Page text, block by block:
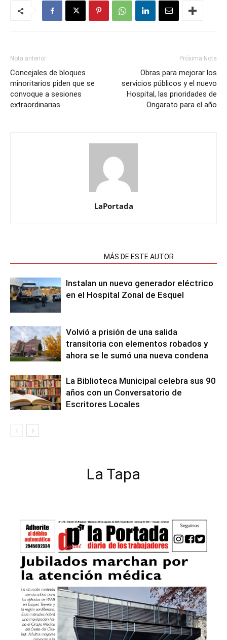
Nota anterior
Concejales de bloques
minoritarios piden que se
convoque a sesiones
extraordinarias
Próxima Nota
Obras para mejorar los
servicios públicos y el nuevo
Hospital, las prioridades de
Ongarato para el año
LaPortada
MÁS DE ESTE AUTOR
Instalan un nuevo generador eléctrico
en el Hospital Zonal de Esquel
Volvió a prisión de una salida
transitoria con elementos robados y
ahora se le sumó una nueva condena
La Biblioteca Municipal celebra sus 90
años con un Conversatorio de
Escritores Locales
La Tapa